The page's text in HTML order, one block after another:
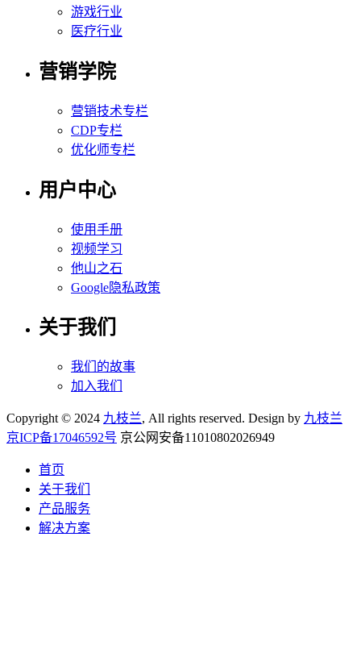
游戏行业
医疗行业
营销学院
营销技术专栏
CDP专栏
优化师专栏
用户中心
使用手册
视频学习
他山之石
Google隐私政策
关于我们
我们的故事
加入我们
Copyright © 2024 九枝兰, All rights reserved. Design by 九枝兰
京ICP备17046592号 京公网安备11010802026949
首页
关于我们
产品服务
解决方案